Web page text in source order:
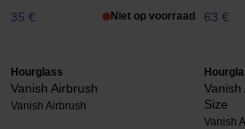
35 € Niet op voorraad 63 €
Hourglass
Vanish Airbrush
Vanish Airbrush
Vanish
Size
Vanish